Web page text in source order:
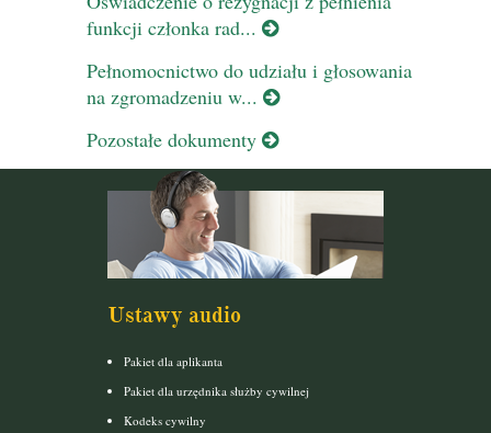
funkcji członka rad...
Pełnomocnictwo do udziału i głosowania
na zgromadzeniu w...
Pozostałe dokumenty
Ustawy audio
Pakiet dla aplikanta
Pakiet dla urzędnika służby cywilnej
Kodeks cywilny